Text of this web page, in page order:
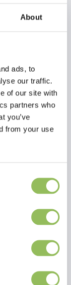
About
ads, to
our traffic.
of our site with
partners who
you’ve
from your use